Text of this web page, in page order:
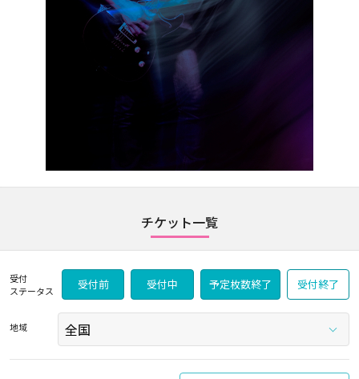
チケット一覧
受付
ステータス
受付前 受付中 予定枚数終了 受付終了
地域